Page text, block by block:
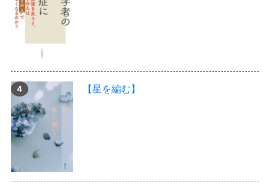
【星を編む】